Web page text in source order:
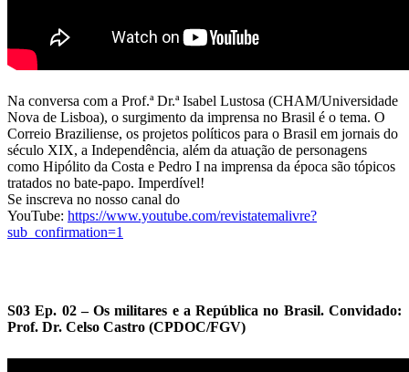
Na conversa com a Prof.ª Dr.ª Isabel Lustosa (CHAM/Universidade
Nova de Lisboa), o surgimento da imprensa no Brasil é o tema. O
Correio Braziliense, os projetos políticos para o Brasil em jornais do
século XIX, a Independência, além da atuação de personagens
como Hipólito da Costa e Pedro I na imprensa da época são tópicos
tratados no bate-papo. Imperdível!
Se inscreva no nosso canal do
YouTube: https://www.youtube.com/revistatemalivre?
sub_confirmation=1
S03 Ep. 02 – Os militares e a República no Brasil. Convidado:
Prof. Dr. Celso Castro (CPDOC/FGV)